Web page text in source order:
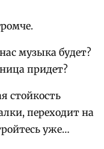
музыка будет?
придет?
стойкость
переходит на
уже…